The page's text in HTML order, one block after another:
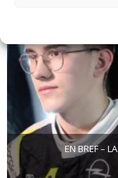
EN BREF –